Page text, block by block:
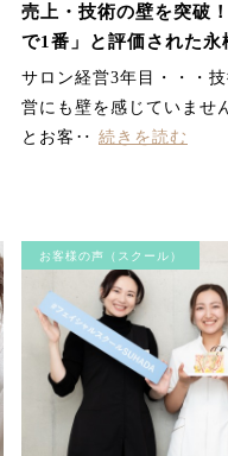
売上・技術の壁を突破
で1番」と評価された永
Dayエステ講習とは？
サロン経営3年目・・・
営にも壁を感じていませ
とお客‥ 続きを読む
お客様の声（スクール）